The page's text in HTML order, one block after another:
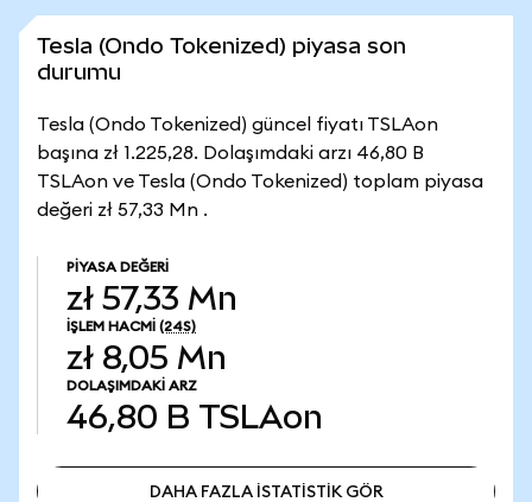
Tesla (Ondo Tokenized) piyasa son
durumu
Tesla (Ondo Tokenized) güncel fiyatı TSLAon
başına zł 1.225,28. Dolaşımdaki arzı 46,80 B
TSLAon ve Tesla (Ondo Tokenized) toplam piyasa
değeri zł 57,33 Mn .
PIYASA DEĞERI
zł 57,33 Mn
İŞLEM HACMI (24S)
zł 8,05 Mn
DOLAŞIMDAKI ARZ
46,80 B TSLAon
DAHA FAZLA İSTATİSTİK GÖR